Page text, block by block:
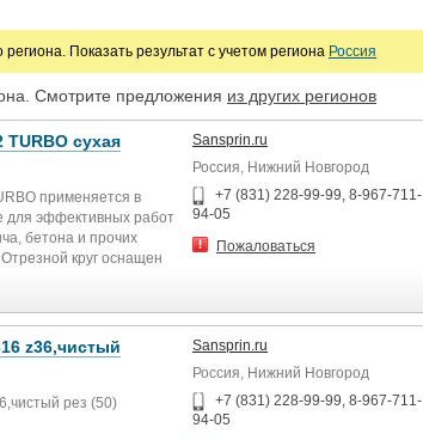
Показать результат с учетом региона Россия
Смотрите предложения из других регионов
сухая
применяется в
эффективных работ
бетона и прочих
круг оснащен
треб
Sansprin.ru
Россия, Нижний Новгород
+7 (831) 228-99-99, 8-967-711-
94-05
Пожаловаться
z36,чистый
рез (50)
Sansprin.ru
Россия, Нижний Новгород
+7 (831) 228-99-99, 8-967-711-
94-05